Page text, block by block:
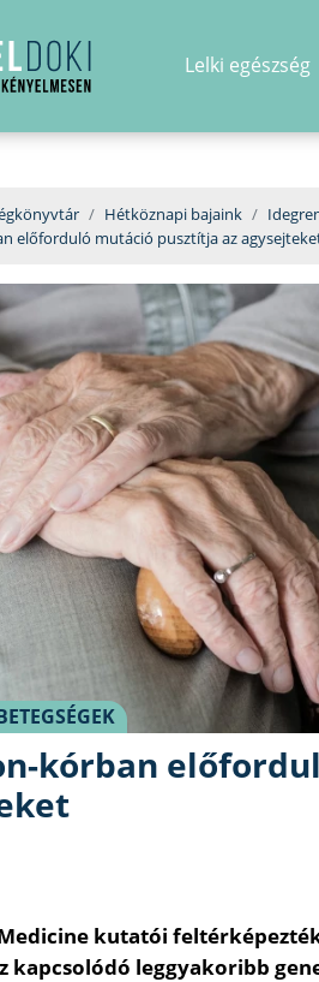
Lelki egészség
Hétköznapi bajaink
előforduló mutáció pusztítja az
kórban
kutatói
kapcsolódó leggyakoribb